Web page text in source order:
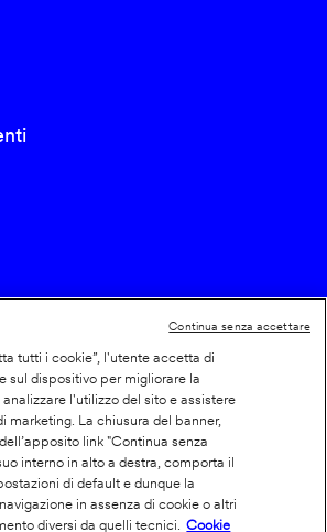
tutti i cookie”, l'utente accetta di
sul dispositivo per migliorare la
l'utilizzo del sito e assistere
marketing. La chiusura del banner,
link "Continua senza
interno in alto a destra, comporta il
di default e dunque la
in assenza di cookie o altri
diversi da quelli tecnici.
Cookie
Continua senza accettare